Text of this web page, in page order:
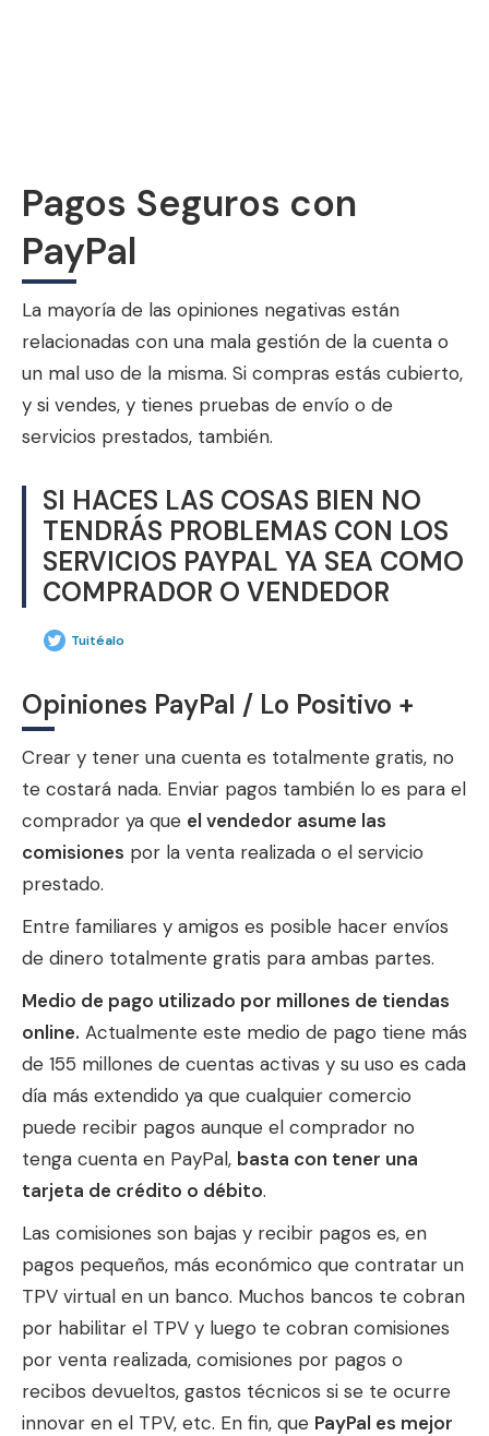
Pagos Seguros con
PayPal
La mayoría de las opiniones negativas están
relacionadas con una mala gestión de la cuenta o
un mal uso de la misma. Si compras estás cubierto,
y si vendes, y tienes pruebas de envío o de
servicios prestados, también.
SI HACES LAS COSAS BIEN NO
TENDRÁS PROBLEMAS CON LOS
SERVICIOS PAYPAL YA SEA COMO
COMPRADOR O VENDEDOR
Tuitéalo
Opiniones PayPal / Lo Positivo +
Crear y tener una cuenta es totalmente gratis, no
te costará nada. Enviar pagos también lo es para el
comprador ya que el vendedor asume las
comisiones por la venta realizada o el servicio
prestado.
Entre familiares y amigos es posible hacer envíos
de dinero totalmente gratis para ambas partes.
Medio de pago utilizado por millones de tiendas
online. Actualmente este medio de pago tiene más
de 155 millones de cuentas activas y su uso es cada
día más extendido ya que cualquier comercio
puede recibir pagos aunque el comprador no
tenga cuenta en PayPal, basta con tener una
tarjeta de crédito o débito.
Las comisiones son bajas y recibir pagos es, en
pagos pequeños, más económico que contratar un
TPV virtual en un banco. Muchos bancos te cobran
por habilitar el TPV y luego te cobran comisiones
por venta realizada, comisiones por pagos o
recibos devueltos, gastos técnicos si se te ocurre
innovar en el TPV, etc. En fin, que PayPal es mejor